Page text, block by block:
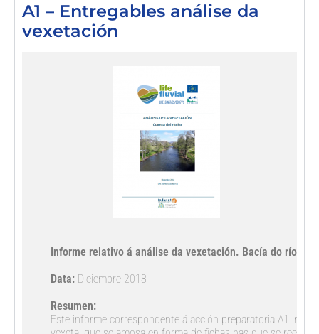
A1 – Entregables análise da
vexetación
Informe relativo á análise da vexetación. Bacía do río Eo.
Data: Diciembre 2018
Resumen:
Este informe correspondente á acción preparatoria A1